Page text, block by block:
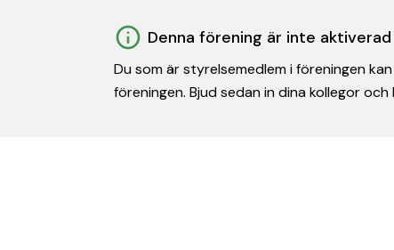
Denna förening är inte aktiverad
Du som är styrelsemedlem i föreningen
föreningen. Bjud sedan in dina kollegor